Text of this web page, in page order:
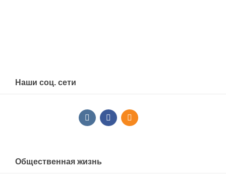
Наши соц. сети
Общественная жизнь